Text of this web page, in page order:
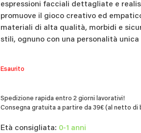
espressioni facciali dettagliate e
promuove il gioco creativo ed
materiali di alta qualità, morbidi e
stili, ognuno con una personalità unica
Esaurito
Spedizione rapida entro 2 giorni lavorativi!
Consegna gratuita a partire da 39€ (al netto di
Età consigliata: 0-1 anni